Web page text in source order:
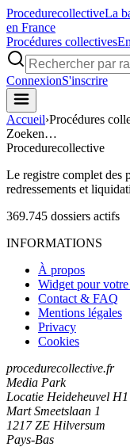
ProcedurecollectiveLa
en France
Procédures collectives
ConnexionS'inscrire
Accueil›Procédures
Zoeken…
Procedurecollective
Le registre complet des
redressements et
369.745 dossiers actifs
INFORMATIONS
À propos
Widget pour votre
Contact & FAQ
Mentions légales
Privacy
Cookies
procedurecollective.fr
Media Park
Locatie Heideheuvel H1
Mart Smeetslaan 1
1217 ZE Hilversum
Pays-Bas